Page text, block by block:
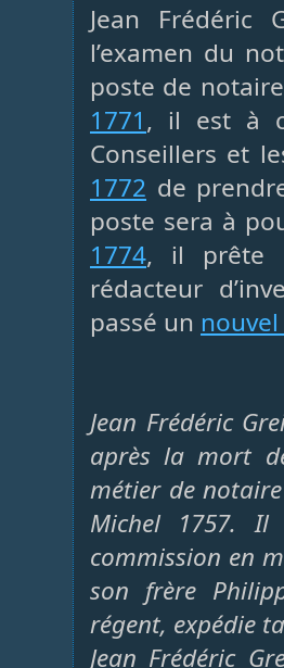
Jean
l’examen du
poste de
1771, il est à
Conseillers et
1772 de
poste sera à
1774, il prête
rédacteur
passé un
Jean Frédéric
après la mort
métier de
Michel 1757.
commission en
son frère
régent, expédie
Jean Frédéric